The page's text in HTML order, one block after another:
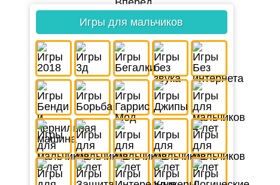
Игры для мальчиков